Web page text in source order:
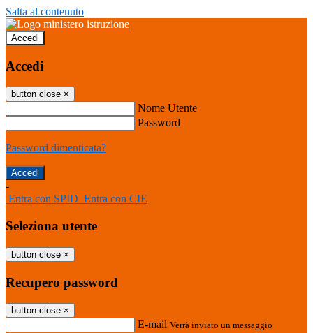
Salta al contenuto
Accedi
Accedi
button close ×
Nome Utente
Password
Password dimenticata?
-
Entra con SPID Entra con CIE
Seleziona utente
button close ×
Recupero password
button close ×
E-mail Verrà inviato un messaggio